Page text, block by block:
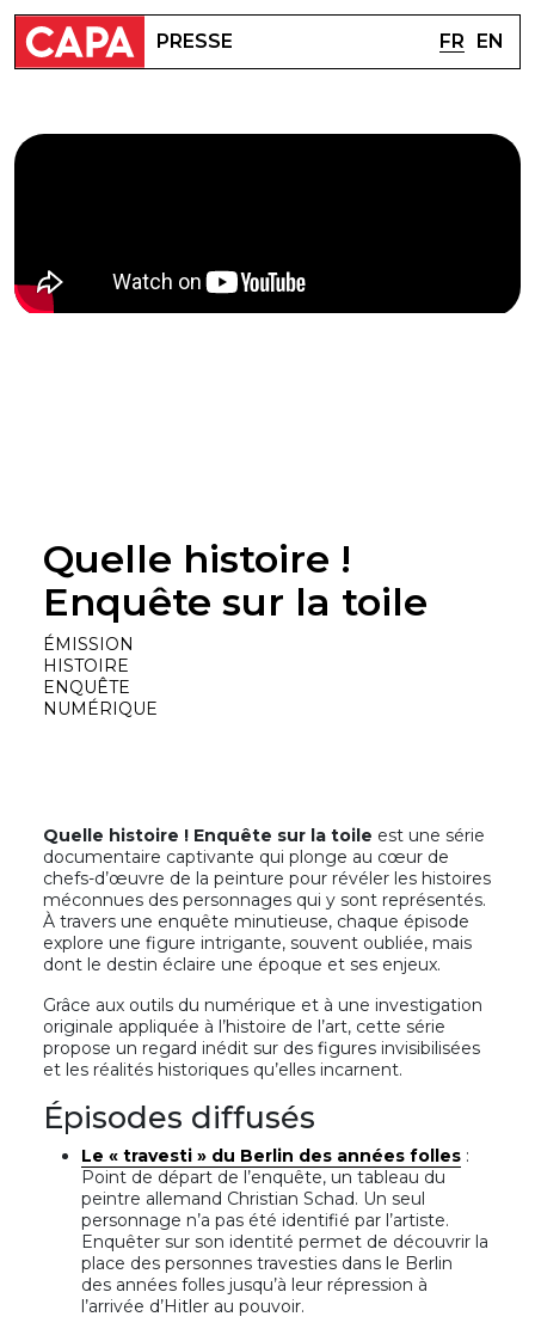
PRESSE FR EN
Quelle histoire !
Enquête sur la toile
ÉMISSION
HISTOIRE
ENQUÊTE
NUMÉRIQUE
Quelle histoire ! Enquête sur la toile est une série
documentaire captivante qui plonge au cœur de
chefs-d’œuvre de la peinture pour révéler les histoires
méconnues des personnages qui y sont représentés.
À travers une enquête minutieuse, chaque épisode
explore une figure intrigante, souvent oubliée, mais
dont le destin éclaire une époque et ses enjeux.
Grâce aux outils du numérique et à une investigation
originale appliquée à l’histoire de l’art, cette série
propose un regard inédit sur des figures invisibilisées
et les réalités historiques qu’elles incarnent.
Épisodes diffusés
Le « travesti » du Berlin des années folles :
Point de départ de l’enquête, un tableau du
peintre allemand Christian Schad. Un seul
personnage n’a pas été identifié par l’artiste.
Enquêter sur son identité permet de découvrir la
place des personnes travesties dans le Berlin
des années folles jusqu’à leur répression à
l’arrivée d’Hitler au pouvoir.